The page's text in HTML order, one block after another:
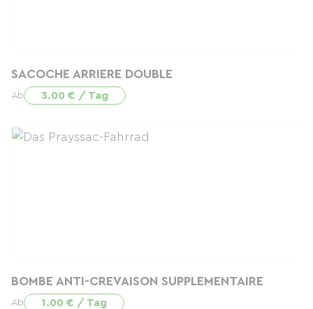
SACOCHE ARRIERE DOUBLE
Ab 3.00 € / Tag
BOMBE ANTI-CREVAISON SUPPLEMENTAIRE
Ab 1.00 € / Tag